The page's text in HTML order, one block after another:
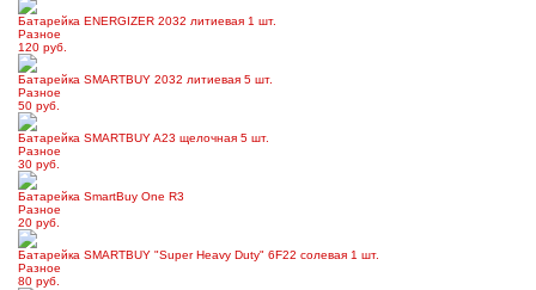
Батарейка ENERGIZER 2032 литиевая 1 шт.
Разное
120 руб.
Батарейка SMARTBUY 2032 литиевая 5 шт.
Разное
50 руб.
Батарейка SMARTBUY A23 щелочная 5 шт.
Разное
30 руб.
Батарейка SmartBuy One R3
Разное
20 руб.
Батарейка SMARTBUY "Super Heavy Duty" 6F22 солевая 1 шт.
Разное
80 руб.